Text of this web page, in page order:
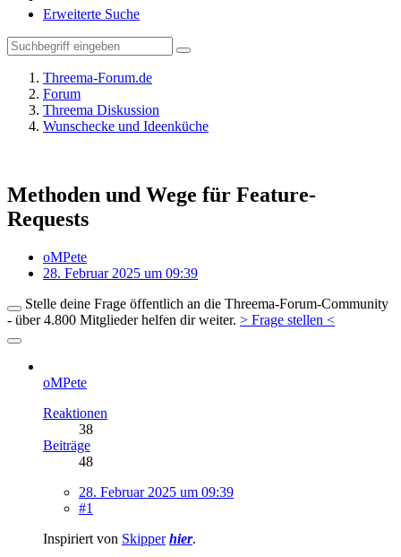
Erweiterte Suche
Threema-Forum.de
Forum
Threema Diskussion
Wunschecke und Ideenküche
Methoden und Wege für Feature-
Requests
oMPete
28. Februar 2025 um 09:39
Stelle deine Frage öffentlich an die Threema-Forum-Community
- über 4.800 Mitglieder helfen dir weiter. > Frage stellen <
oMPete
Reaktionen
38
Beiträge
48
28. Februar 2025 um 09:39
#1
Inspiriert von Skipper hier.